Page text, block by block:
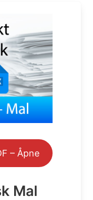
– Åpne
Mal